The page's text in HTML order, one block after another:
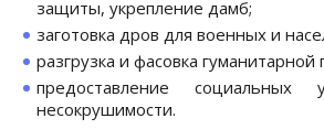
защиты, укрепление дамб;
заготовка дров для военных и
разгрузка и фасовка
предоставление
несокрушимости.